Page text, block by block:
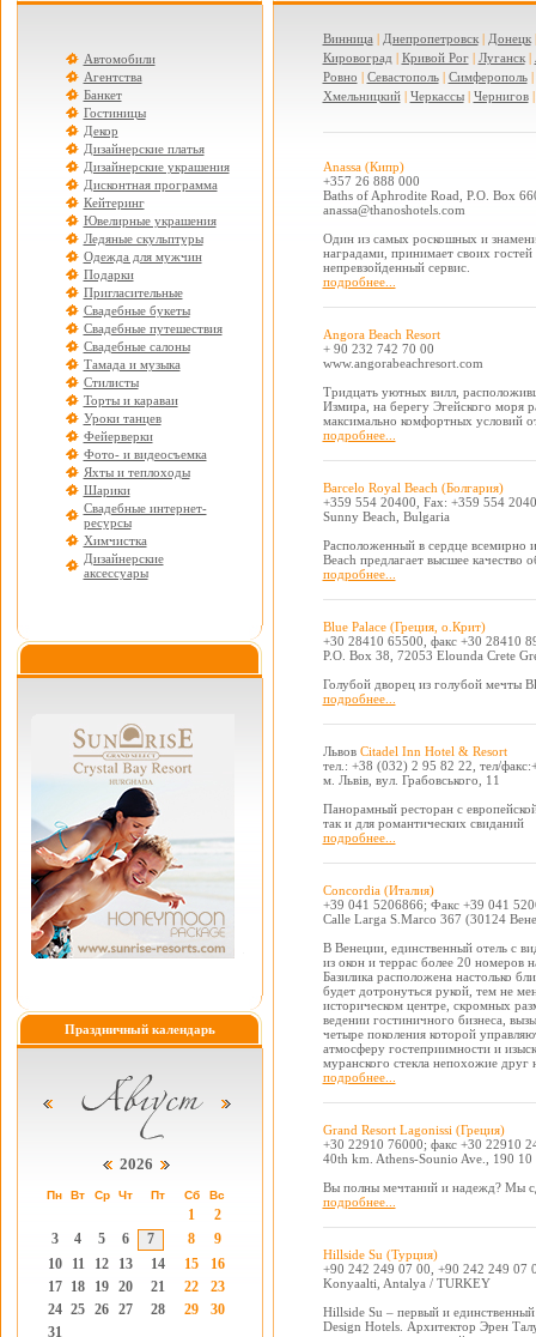
Автомобили
Агентства
Банкет
Гостиницы
Декор
Дизайнерские платья
Дизайнерские украшения
Дисконтная программа
Кейтеринг
Ювелирные украшения
Ледяные скульптуры
Одежда для мужчин
Подарки
Пригласительные
Свадебные букеты
Свадебные путешествия
Свадебные салоны
Тамада и музыка
Стилисты
Торты и караваи
Уроки танцев
Фейерверки
Фото- и видеосъемка
Яхты и теплоходы
Шарики
Свадебные интернет-
ресурсы
Химчистка
Дизайнерские
аксессуары
Праздничный календарь
2026
Пн Вт Ср Чт Пт Сб Вс
1
2
3
4 5 6 7 8
9
10
11 12 13 14 15
16
17
18 19 20 21 22
23
24 25 26 27 28 29
30
31
Винница | Днепропетровск| Донецк
Кировоград | Кривой Рог| Луганск|
Ровно | Севастополь| Симферополь|
Хмельницкий| Черкассы| Чернигов
Anassa (Кипр)
+357 26 888 000
Baths of Aphrodite Road, P.O. Box
anassa@thanoshotels.com
Один из самых роскошных и
наградами, принимает своих
непревзойденный сервис.
подробнее...
Angora Beach Resort
+ 90 232 742 70 00
www.angorabeachresort.com
Тридцать уютных вилл,
Измира, на берегу Эгейского моря
максимально комфортных условий
подробнее...
Barcelo Royal Beach (Болгария)
+359 554 20400, Fax: +359 554
Sunny Beach, Bulgaria
Расположенный в сердце всемирно
Beach предлагает высшее качество
подробнее...
Blue Palace (Греция, о.Крит)
+30 28410 65500, факс +30 28410
P.O. Box 38, 72053 Elounda Crete
Голубой дворец из голубой мечты
подробнее...
Львов Citadel Inn Hotel & Resort
тел.: +38 (032) 2 95 82 22, тел/
м. Львів, вул. Грабовського, 11
Панорамный ресторан с
так и для романтических свиданий
подробнее...
Concordia (Италия)
+39 041 5206866; Факс +39 041
Calle Larga S.Marco 367 (30124
В Венеции, единственный отель с
из окон и террас более 20 номеров
Базилика расположена настолько
будет дотронуться рукой, тем не
историческом центре, скромных
ведении гостиничного бизнеса,
четыре поколения которой
атмосферу гостеприимности и
муранского стекла непохожие друг
подробнее...
Grand Resort Lagonissi (Греция)
+30 22910 76000; факс +30 22910
40th km. Athens-Sounio Ave., 190 10
Вы полны мечтаний и надежд? Мы
подробнее...
Hillside Su (Турция)
+90 242 249 07 00, +90 242 249 07
Konyaalti, Antalya / TURKEY
Hillside Su – первый и
Design Hotels. Архитектор Эрен